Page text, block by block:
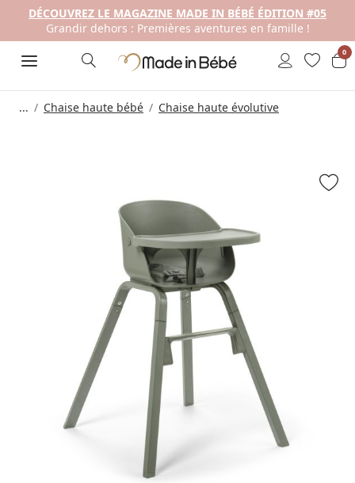
DÉCOUVREZ LE MAGAZINE MADE IN BÉBÉ ÉDITION #05
Grandir dehors : Premières aventures en famille !
0
... Chaise haute bébé Chaise haute évolutive